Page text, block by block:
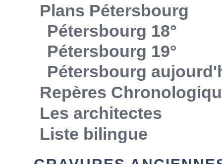
Plans Pétersbourg
Pétersbourg 18°
Pétersbourg 19°
Pétersbourg
Repères
Les architectes
Liste bilingue